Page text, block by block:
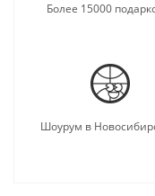
Более 15000
Шоурум в